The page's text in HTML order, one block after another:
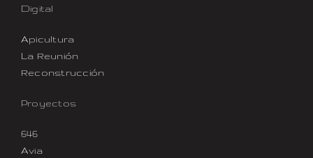
Digital
Apicultura
La Reunión
Reconstrucción
Proyectos
646
Avia